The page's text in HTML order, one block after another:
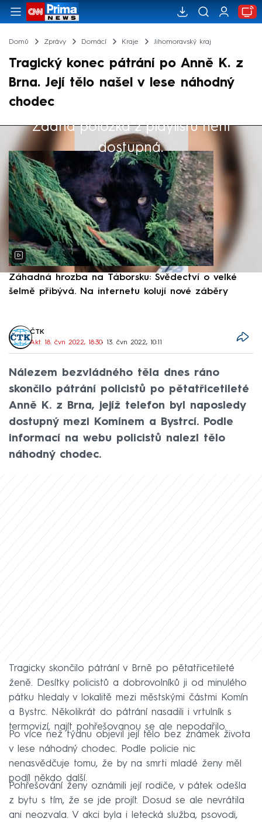
Domů Zprávy Domácí Kraje Jihomoravský kraj
Tragický konec pátrání po Anně K. z
Brna. Její tělo našel v lese náhodný
chodec
Žádná položka z playlistu není
dostupná.
Výběr redakce
Záhadná hrozba na Táborsku: Svědectví o velké
šelmě přibývá. Na internetu kolují nové záběry
ČTK
Akt. 18. čvn 2022, 18:30• 13. čvn 2022, 10:11
Nálezem bezvládného těla dnes ráno
skončilo pátrání policistů po pětatřicetileté
Anně K. z Brna, jejíž telefon byl naposledy
dostupný mezi Komínem a Bystrcí. Podle
informací na webu policistů nalezl tělo
náhodný chodec.
Tragicky skončilo pátrání v Brně po pětatřicetileté
ženě. Desítky policistů a dobrovolníků ji od minulého
pátku hledaly v lokalitě mezi městskými částmi Komín
a Bystrc. Několikrát do pátrání nasadili i vrtulník s
termovizí, najít pohřešovanou se ale nepodařilo.
Po více než týdnu objevil její tělo bez známek života
v lese náhodný chodec. Podle policie nic
nenasvědčuje tomu, že by na smrti mladé ženy měl
podíl někdo další.
Pohřešování ženy oznámili její rodiče, v pátek odešla
z bytu s tím, že se jde projít. Dosud se ale nevrátila
ani neozvala. V akci byla i letecká služba, psovodi,